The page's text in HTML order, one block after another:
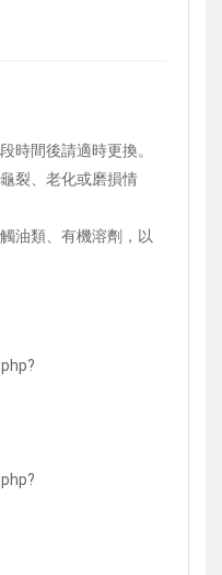
時間後請適時更換。
裂、老化或磨損情
油類、有機溶劑，以